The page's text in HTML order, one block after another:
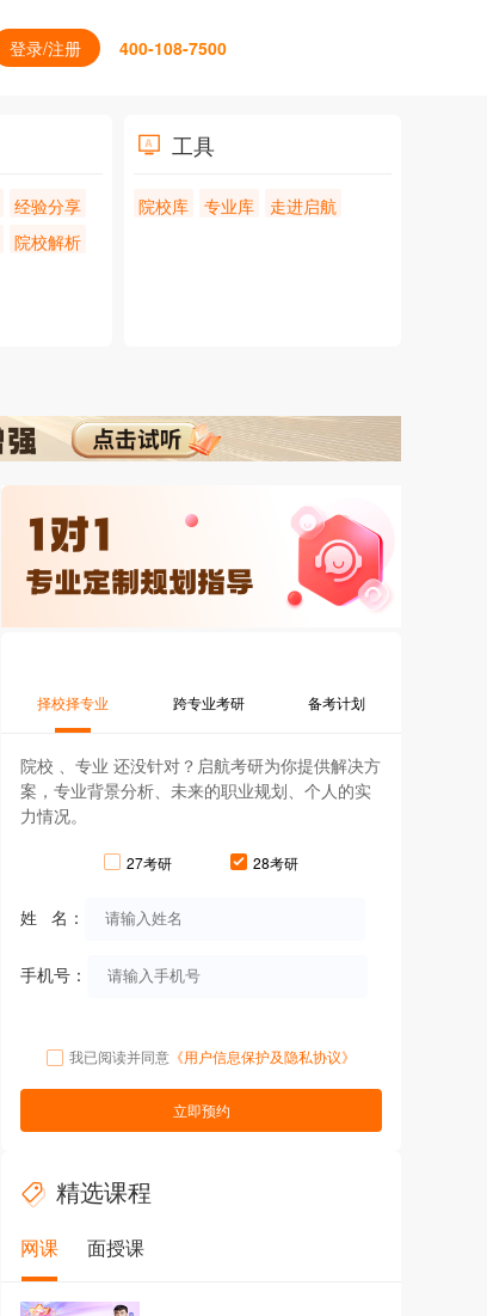
登录/注册 400-108-7500
经验分享
院校解析
工具
院校库 专业库 走进启航
择校择专业 跨专业考研 备考计划
院校 、专业 还没针对？启航考研为你提供解决方
案，专业背景分析、未来的职业规划、个人的实
力情况。
27考研 28考研
姓 名：
手机号：
我已阅读并同意 《用户信息保护及隐私协议》
立即预约
精选课程
网课 面授课